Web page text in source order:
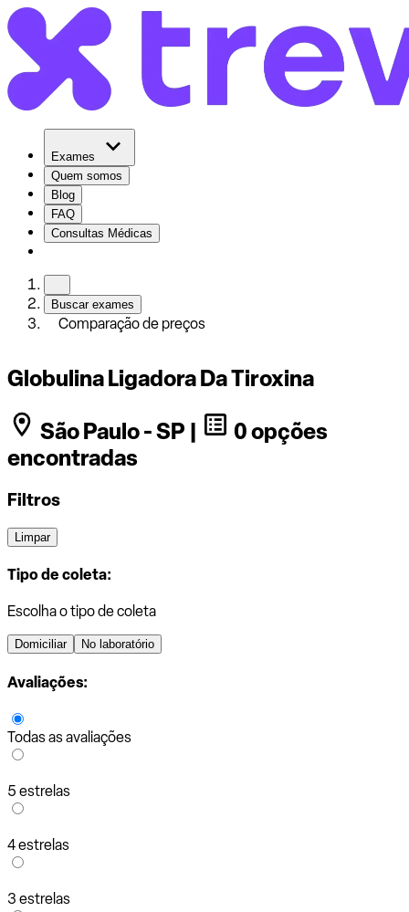
Exames
Quem somos
Blog
FAQ
Consultas Médicas
Buscar exames
Comparação de preços
Globulina Ligadora Da Tiroxina
São Paulo - SP |
0 opções
encontradas
Filtros
Limpar
Tipo de coleta:
Escolha o tipo de coleta
Domiciliar No laboratório
Avaliações:
Todas as avaliações
5 estrelas
4 estrelas
3 estrelas